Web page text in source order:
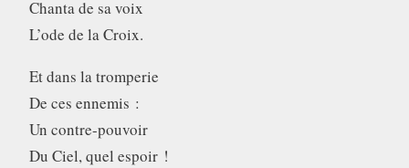
Chanta de sa voix
L’ode de la Croix.
Et dans la tromperie
De ces ennemis :
Un contre-pouvoir
Du Ciel, quel espoir !